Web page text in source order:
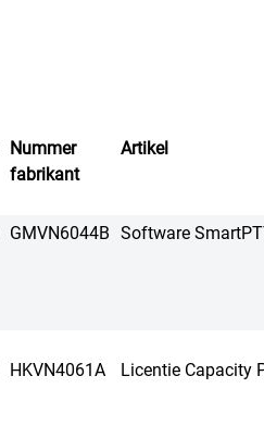
Nummer
fabrikant
Artikel
GMVN6044B Software
HKVN4061A Licentie Capacity